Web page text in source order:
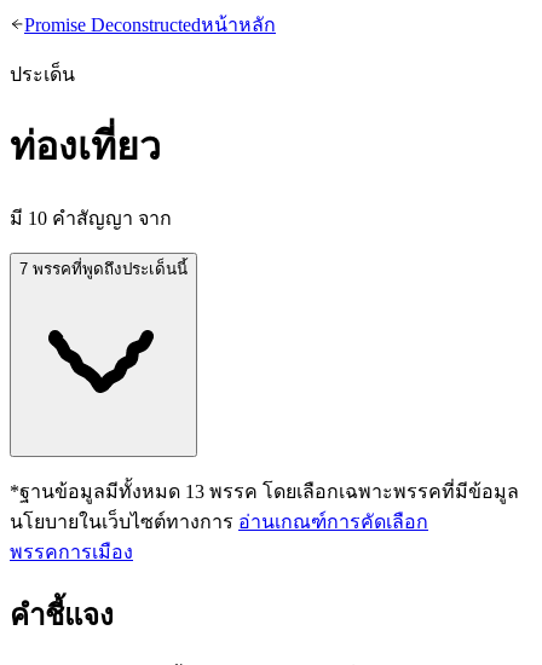
Promise Deconstructedหน้าหลัก
ประเด็น
ท่องเที่ยว
มี 10 คำสัญญา จาก
7 พรรคที่พูดถึงประเด็นนี้
*ฐานข้อมูลมีทั้งหมด 13 พรรค โดยเลือกเฉพาะพรรคที่มีข้อมูล
นโยบายในเว็บไซต์ทางการ อ่านเกณฑ์การคัดเลือก
พรรคการเมือง
คำชี้แจง